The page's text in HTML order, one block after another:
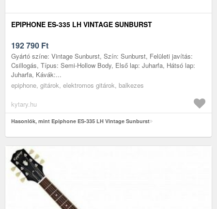
EPIPHONE ES-335 LH VINTAGE SUNBURST
192 790 Ft
Gyártó színe: Vintage Sunburst, Szín: Sunburst, Felületi javítás:
Csillogás, Típus: Semi-Hollow Body, Első lap: Juharfa, Hátsó lap:
Juharfa, Kávák:...
epiphone, gitárok, elektromos gitárok, balkezes
kytary.hu
Hasonlók, mint Epiphone ES-335 LH Vintage Sunburst